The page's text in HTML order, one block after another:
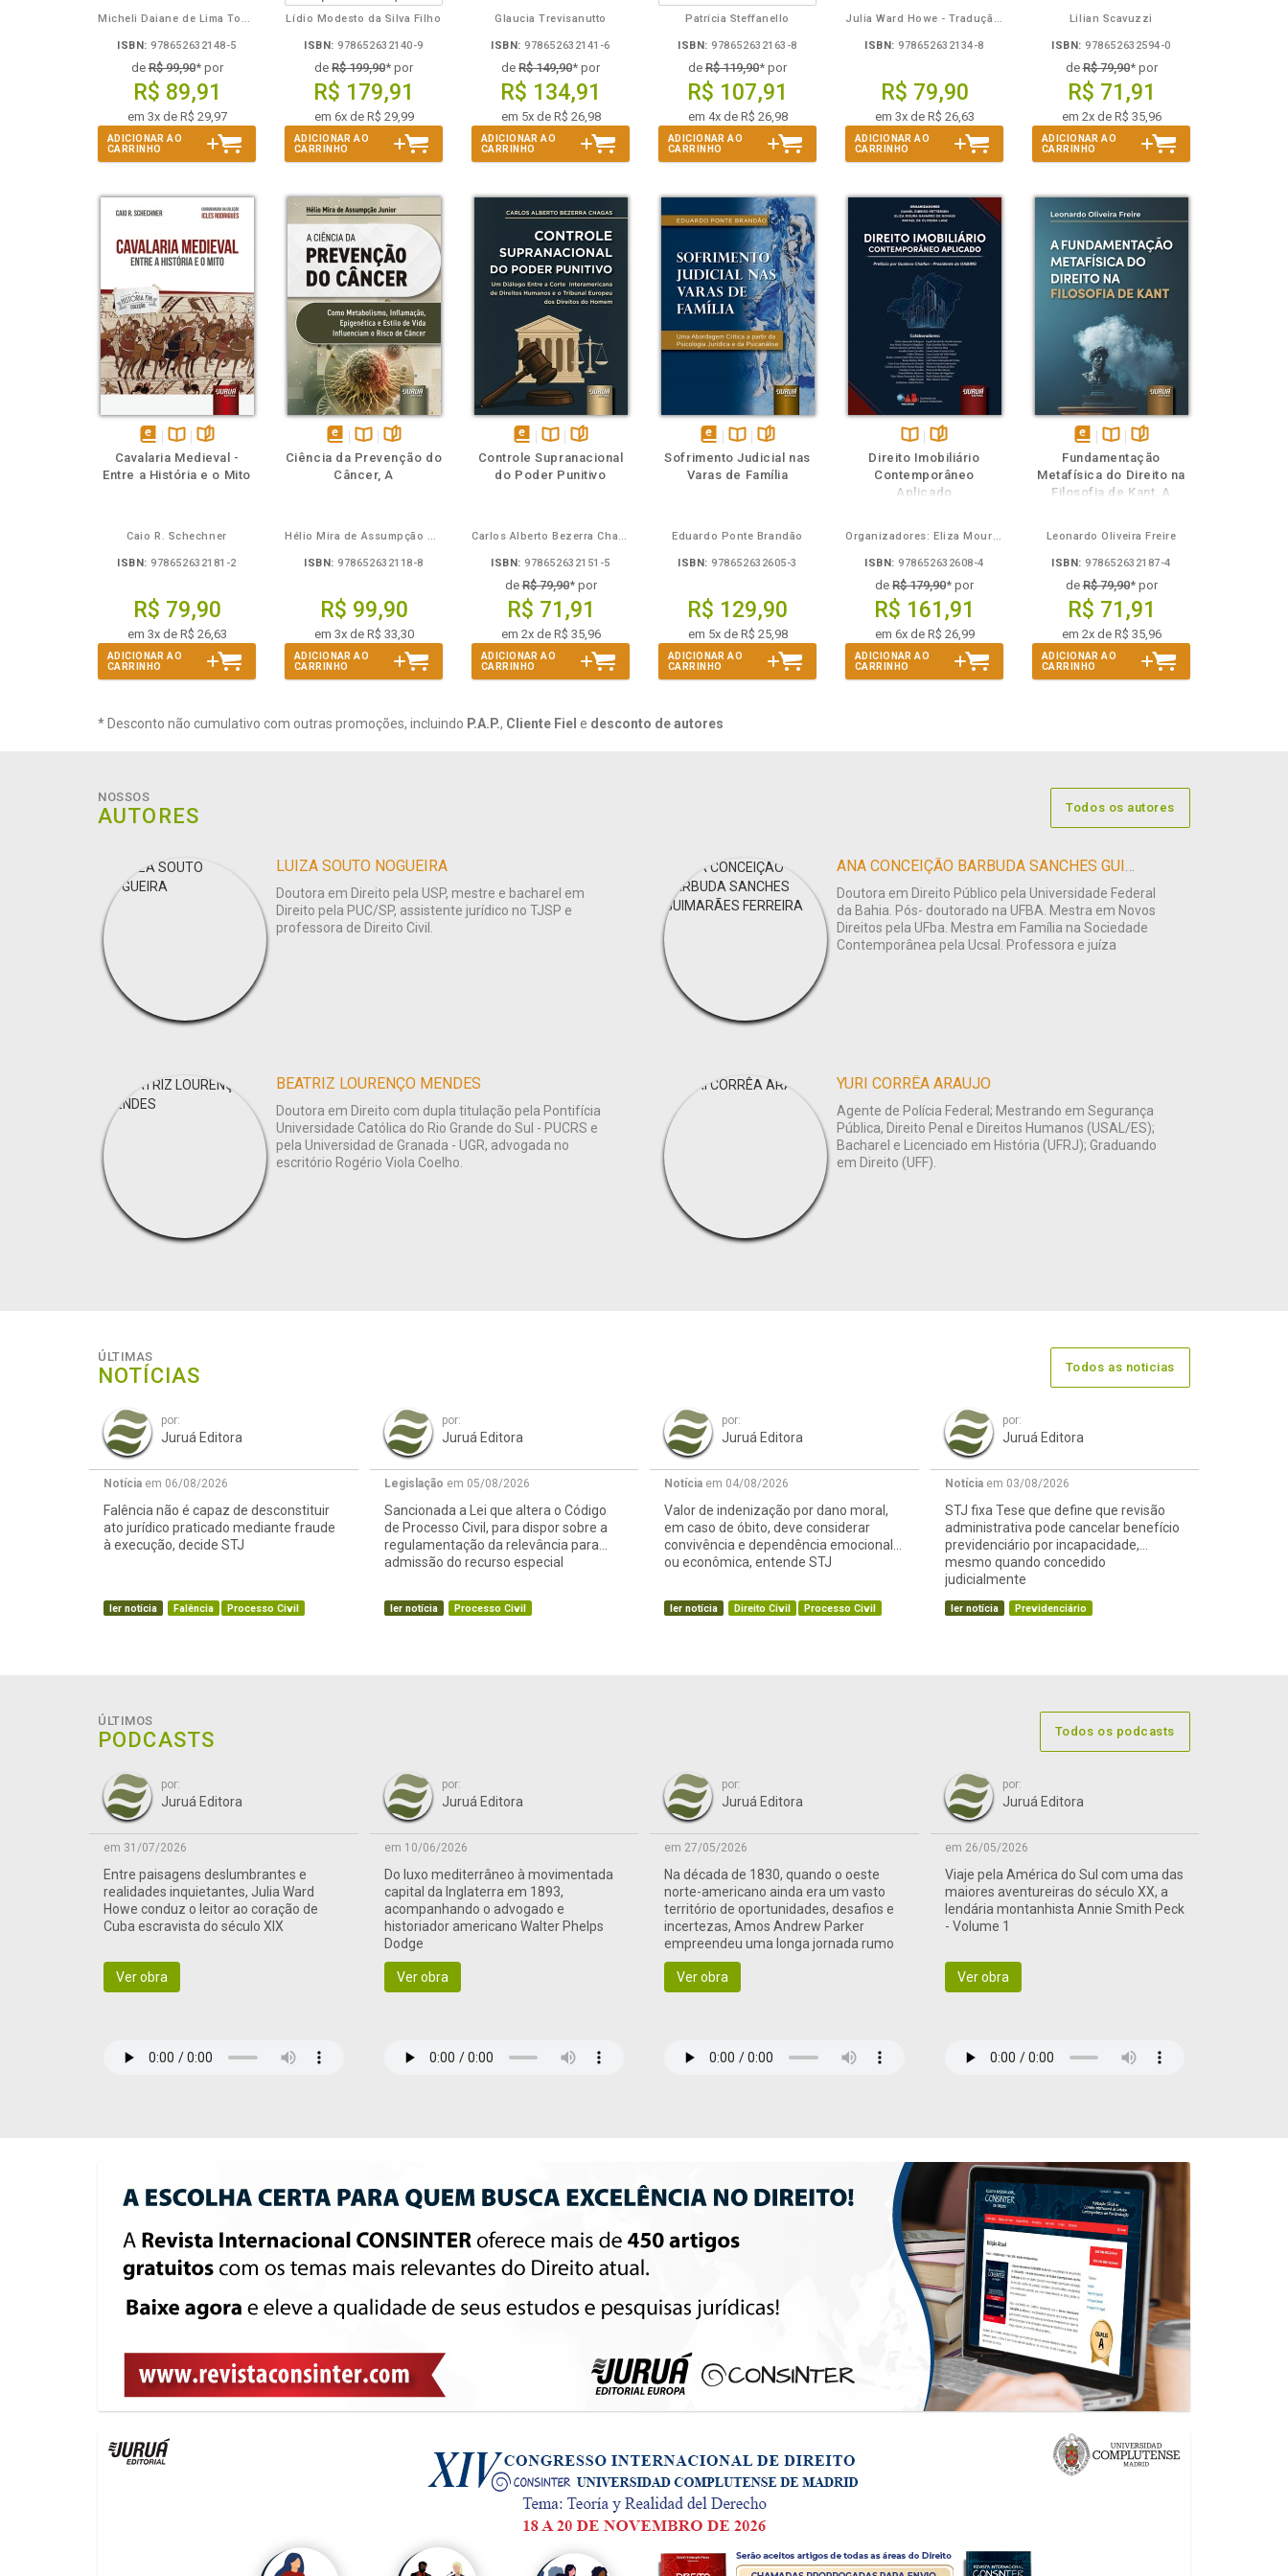
Micheli Daiane de Lima Toporowicz
ISBN: 978652632148-5
deR$ 99,90* por
R$ 89,91
em 3x de R$ 29,97
ADICIONAR AO
CARRINHO
Lídio Modesto da Silva Filho
ISBN: 978652632140-9
de R$ 199,90* por
R$ 179,91
em 6x de R$ 29,99
ADICIONAR AO
CARRINHO
Glaucia Trevisanutto
ISBN: 978652632141-6
de R$ 149,90* por
R$ 134,91
em 5x de R$ 26,98
ADICIONAR AO
CARRINHO
Patrícia Steffanello
ISBN: 978652632163-8
de R$ 119,90* por
R$ 107,91
em 4x de R$ 26,98
ADICIONAR AO
CARRINHO
Julia Ward Howe - Tradução: Osvaldo Ferreira de Carvalho
ISBN: 978652632134-8
R$ 79,90
em 3x de R$ 26,63
ADICIONAR AO
CARRINHO
Lilian Scavuzzi
ISBN: 978652632594-0
deR$ 79,90* por
R$ 71,91
em 2x de R$ 35,96
ADICIONAR AO
CARRINHO
disponível
em
Disponível
na
páginas
Cavalaria Medieval -
Entre a História e o Mito
Caio R. Schechner
ISBN: 978652632181-2
R$ 79,90
em 3x de R$ 26,63
ADICIONAR AO
CARRINHO
disponível
em
Disponível
na
páginas
Ciência da Prevenção do
Câncer, A
Hélio Mira de Assumpção Junior
ISBN: 978652632118-8
R$ 99,90
em 3x de R$ 33,30
ADICIONAR AO
CARRINHO
disponível
em
Disponível
na
páginas
Controle Supranacional
do Poder Punitivo
Carlos Alberto Bezerra Chagas
ISBN: 978652632151-5
deR$ 79,90* por
R$ 71,91
em 2x de R$ 35,96
ADICIONAR AO
CARRINHO
Também
disponível
em
Disponível
na
páginas
Sofrimento Judicial nas
Varas de Família
Eduardo Ponte Brandão
ISBN: 978652632605-3
R$ 129,90
em 5x de R$ 25,98
ADICIONAR AO
CARRINHO
Disponível
na
B.V.
páginas
Direito Imobiliário
Contemporâneo
Aplicado
Organizadores: Eliza Moura Navarro de Novaes, Rafael de Oliveira Lage, Daniel Ribeiro Pettersen
ISBN: 978652632608-4
de R$ 179,90* por
R$ 161,91
em 6x de R$ 26,99
ADICIONAR AO
CARRINHO
Também
disponível
em
eBook
Disponível
na
B.V.
páginas
Fundamentação
Metafísica do Direito na
Filosofia de Kant, A
Leonardo Oliveira Freire
ISBN: 978652632187-4
deR$ 79,90* por
R$ 71,91
em 2x de R$ 35,96
ADICIONAR AO
CARRINHO
* Desconto não cumulativo com outras promoções, incluindo P.A.P., Cliente Fiel e desconto de autores
NOSSOS
AUTORES Todos os autores
LUIZA SOUTO NOGUEIRA
Doutora em Direito pela USP, mestre e bacharel em
Direito pela PUC/SP, assistente jurídico no TJSP e
professora de Direito Civil.
ANA CONCEIÇÃO BARBUDA SANCHES GUIMARÃES FERREIRA
Doutora em Direito Público pela Universidade Federal
da Bahia. Pós- doutorado na UFBA. Mestra em Novos
Direitos pela UFba. Mestra em Família na Sociedade
Contemporânea pela Ucsal. Professora e juíza
BEATRIZ LOURENÇO MENDES
Doutora em Direito com dupla titulação pela Pontifícia
Universidade Católica do Rio Grande do Sul - PUCRS e
pela Universidad de Granada - UGR, advogada no
escritório Rogério Viola Coelho.
YURI CORRÊA ARAUJO
Agente de Polícia Federal; Mestrando em Segurança
Pública, Direito Penal e Direitos Humanos (USAL/ES);
Bacharel e Licenciado em História (UFRJ); Graduando
em Direito (UFF).
ÚLTIMAS
NOTÍCIAS Todos as noticias
por:
Juruá Editora
Notícia em 06/08/2026
Falência não é capaz de desconstituir
ato jurídico praticado mediante fraude
à execução, decide STJ
ler notícia Falência Processo Civil
por:
Juruá Editora
Legislação em 05/08/2026
Sancionada a Lei que altera o Código
de Processo Civil, para dispor sobre a
regulamentação da relevância para
admissão do recurso especial
ler notícia Processo Civil
por:
Juruá Editora
Notícia em 04/08/2026
Valor de indenização por dano moral,
em caso de óbito, deve considerar
convivência e dependência emocional
ou econômica, entende STJ
ler notícia Direito Civil Processo Civil
por:
Juruá Editora
Notíciaem 03/08/2026
STJ fixa Tese que define que revisão
administrativa pode cancelar benefício
previdenciário por incapacidade,
mesmo quando concedido
judicialmente
ler notícia Previdenciário
ÚLTIMOS
PODCASTS Todos os podcasts
por:
Juruá Editora
em 31/07/2026
Entre paisagens deslumbrantes e
realidades inquietantes, Julia Ward
Howe conduz o leitor ao coração de
Cuba escravista do século XIX
Ver obra
por:
Juruá Editora
em 10/06/2026
Do luxo mediterrâneo à movimentada
capital da Inglaterra em 1893,
acompanhando o advogado e
historiador americano Walter Phelps
Dodge
Ver obra
por:
Juruá Editora
em 27/05/2026
Na década de 1830, quando o oeste
norte-americano ainda era um vasto
território de oportunidades, desafios e
incertezas, Amos Andrew Parker
empreendeu uma longa jornada rumo
às terras de fronteira
Ver obra
por:
Juruá Editora
em 26/05/2026
Viaje pela América do Sul com uma das
maiores aventureiras do século XX, a
lendária montanhista Annie Smith Peck
- Volume 1
Ver obra